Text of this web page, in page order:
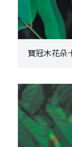
寶冠木花朵